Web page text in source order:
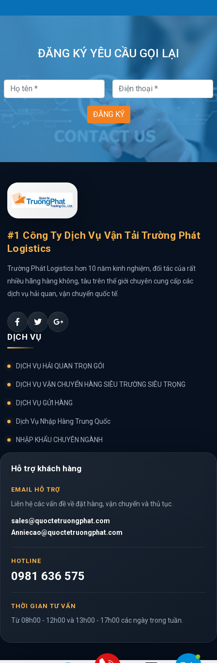
ĐĂNG KÝ YÊU CẦU GỌI LẠI
ĐĂNG KÝ
#1 Công Ty Dịch Vụ Vận Tải Trường Phát
Logistics
Trường Phát Logistics hơn 10 năm kinh nghiệm, đối tác của rất
nhiều hãng hàng không, tàu trên thế giới chuyên cung cấp các
dịch vụ hải quan, vận chuyển quốc tế.
DỊCH VỤ
DỊCH VỤ HẢI QUAN TRỌN GÓI
DỊCH VỤ VẬN CHUYỂN HÀNG SIÊU TRƯỜNG SIÊU TRỌNG
DỊCH VỤ GỬI HÀNG
Dịch Vụ Nhập Hàng Trung Quốc
NHẬP KHẨU CHUYÊN NGÀNH
Hỗ trợ khách hàng
EMAIL HỖ TRỢ
Liên hệ các vấn đề về đặt hàng, vận chuyển và thủ tục.
sales@quoctetruongphat.com
Anniecao@quoctetruongphat.com
HOTLINE
0981 636 575
THỜI GIAN TƯ VẤN
Từ 08h00 - 12h00 và 13h00 - 17h00 các ngày trong tuần.